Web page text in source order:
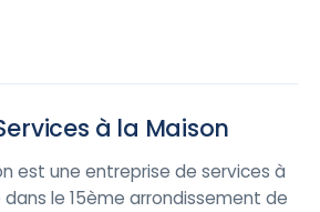
à la Maison
est une entreprise de services à
le 15ème arrondissement de